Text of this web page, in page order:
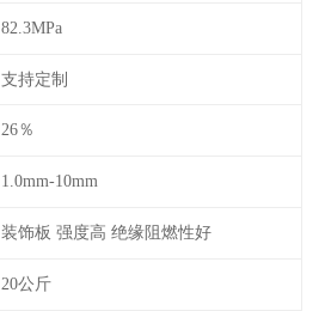
82.3MPa
支持定制
26％
1.0mm-10mm
装饰板 强度高 绝缘阻燃性好
20公斤